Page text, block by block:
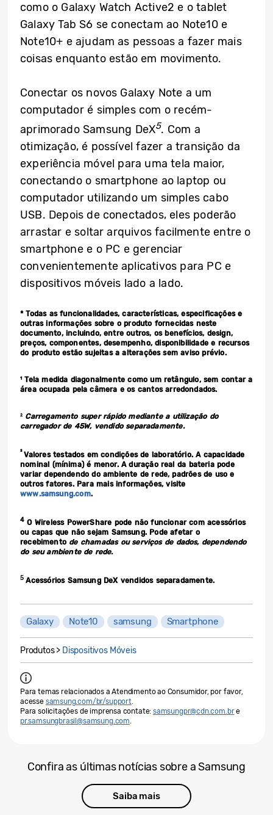
como o Galaxy Watch Active2 e o tablet
Galaxy Tab S6 se conectam ao Note10 e
Note10+ e ajudam as pessoas a fazer mais
coisas enquanto estão em movimento.
Conectar os novos Galaxy Note a um
computador é simples com o recém-
aprimorado Samsung DeX5. Com a
otimização, é possível fazer a transição da
experiência móvel para uma tela maior,
conectando o smartphone ao laptop ou
computador utilizando um simples cabo
USB. Depois de conectados, eles poderão
arrastar e soltar arquivos facilmente entre o
smartphone e o PC e gerenciar
convenientemente aplicativos para PC e
dispositivos móveis lado a lado.
* Todas as funcionalidades, características, especificações e
outras informações sobre o produto fornecidas neste
documento, incluindo, entre outros, os benefícios, design,
preços, componentes, desempenho, disponibilidade e recursos
do produto estão sujeitas a alterações sem aviso prévio.
¹ Tela medida diagonalmente como um retângulo, sem contar a
área ocupada pela câmera e os cantos arredondados.
² Carregamento super rápido mediante a utilização do
carregador de 45W, vendido separadamente.
³Valores testados em condições de laboratório. A capacidade
nominal (mínima) é menor. A duração real da bateria pode
variar dependendo do ambiente de rede, padrões de uso e
outros fatores. Para mais informações, visite
www.samsung.com.
4 O Wireless PowerShare pode não funcionar com acessórios
ou capas que não sejam Samsung. Pode afetar o
recebimento de chamadas ou serviços de dados, dependendo
do seu ambiente de rede.
5 Acessórios Samsung DeX vendidos separadamente.
Galaxy Note10 samsung Smartphone
Produtos > Dispositivos Móveis
Para temas relacionados a Atendimento ao Consumidor, por favor,
acesse samsung.com/br/support.
Para solicitações de imprensa contate: samsungpr@cdn.com.bre
pr.samsungbrasil@samsung.com.
Confira as últimas notícias sobre a Samsung
Saiba mais